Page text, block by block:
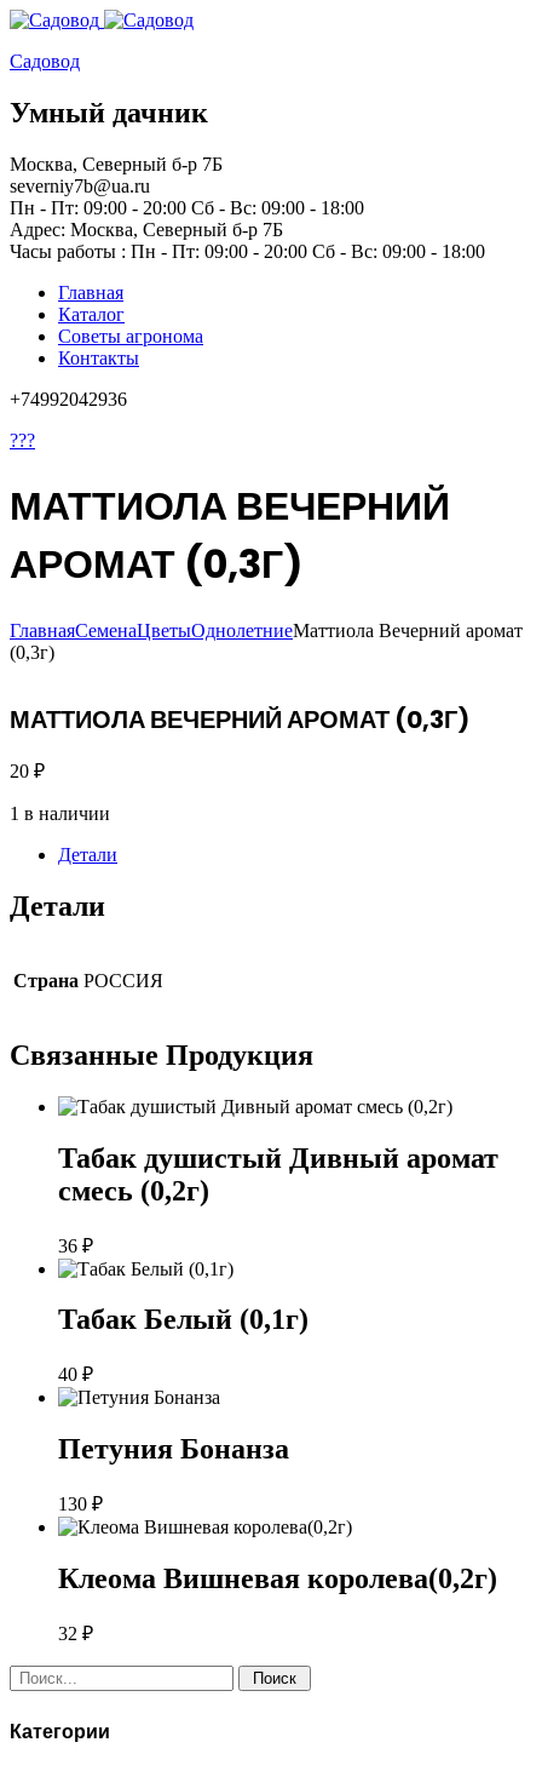
Садовод
Умный дачник
Москва, Северный б-р 7Б
severniy7b@ua.ru
Пн - Пт: 09:00 - 20:00 Сб - Вс: 09:00 - 18:00
Адрес: Москва, Северный б-р 7Б
Часы работы : Пн - Пт: 09:00 - 20:00 Сб - Вс: 09:00 - 18:00
Главная
Каталог
Советы агронома
Контакты
+74992042936
???
МАТТИОЛА ВЕЧЕРНИЙ
АРОМАТ (0,3Г)
ГлавнаяСеменаЦветыОднолетниеМаттиола Вечерний аромат
(0,3г)
МАТТИОЛА ВЕЧЕРНИЙ АРОМАТ (0,3Г)
20 ₽
1 в наличии
Детали
Детали
Страна РОССИЯ
Связанные Продукция
Табак душистый Дивный аромат
смесь (0,2г)
36 ₽
Табак Белый (0,1г)
40 ₽
Петуния Бонанза
130 ₽
Клеома Вишневая королева(0,2г)
32 ₽
Поиск:
Категории